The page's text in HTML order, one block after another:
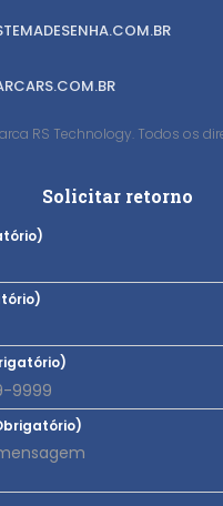
RS Technology. Todos os
Solicitar retorno